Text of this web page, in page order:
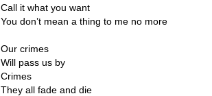
Call it what you want
You don’t mean a thing to me no more
Our crimes
Will pass us by
Crimes
They all fade and die